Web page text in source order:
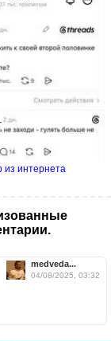
интернета
medveda...
04/08/2025, 03:32